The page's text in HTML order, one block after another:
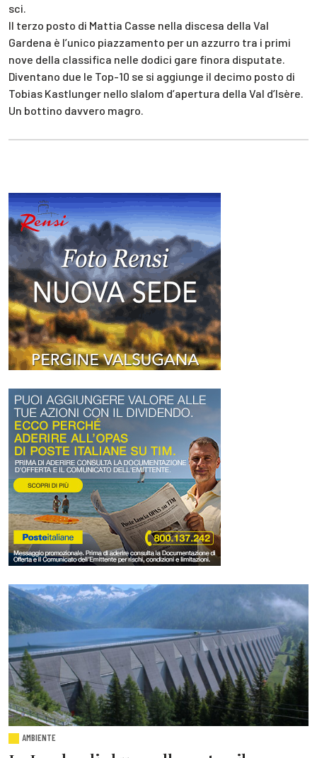
sci.
Il terzo posto di Mattia Casse nella discesa della Val
Gardena è l’unico piazzamento per un azzurro tra i primi
nove della classifica nelle dodici gare finora disputate.
Diventano due le Top-10 se si aggiunge il decimo posto di
Tobias Kastlunger nello slalom d’apertura della Val d’Isère.
Un bottino davvero magro.
AMBIENTE